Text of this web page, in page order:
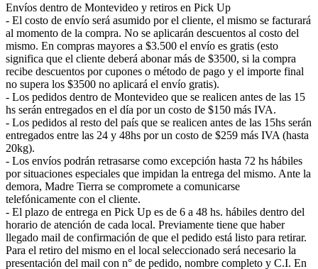
Envíos dentro de Montevideo y retiros en Pick Up
- El costo de envío será asumido por el cliente, el mismo se facturará
al momento de la compra. No se aplicarán descuentos al costo del
mismo. En compras mayores a $3.500 el envío es gratis (esto
significa que el cliente deberá abonar más de $3500, si la compra
recibe descuentos por cupones o método de pago y el importe final
no supera los $3500 no aplicará el envío gratis).
- Los pedidos dentro de Montevideo que se realicen antes de las 15
hs serán entregados en el día por un costo de $150 más IVA.
- Los pedidos al resto del país que se realicen antes de las 15hs serán
entregados entre las 24 y 48hs por un costo de $259 más IVA (hasta
20kg).
- Los envíos podrán retrasarse como excepción hasta 72 hs hábiles
por situaciones especiales que impidan la entrega del mismo. Ante la
demora, Madre Tierra se compromete a comunicarse
telefónicamente con el cliente.
- El plazo de entrega en Pick Up es de 6 a 48 hs. hábiles dentro del
horario de atención de cada local. Previamente tiene que haber
llegado mail de confirmación de que el pedido está listo para retirar.
Para el retiro del mismo en el local seleccionado será necesario la
presentación del mail con n° de pedido, nombre completo y C.I. En